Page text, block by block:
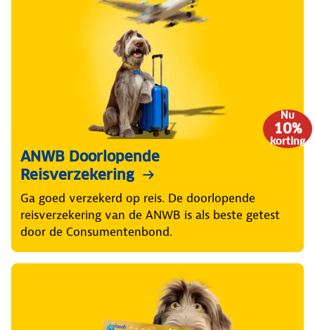
Nu
10%
korting
ANWB Doorlopende
Reisverzekering
Ga goed verzekerd op reis. De doorlopende
reisverzekering van de ANWB is als beste getest
door de Consumentenbond.